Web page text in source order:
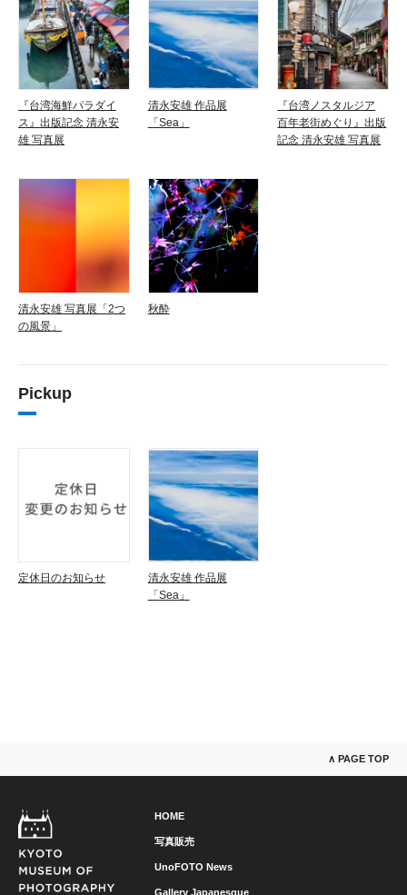
『台湾海鮮パラダイ
ス』出版記念 清永安
雄 写真展
清永安雄 作品展
「Sea」
『台湾ノスタルジア
百年老街めぐり』出版
記念 清永安雄 写真展
清永安雄 写真展「2つ
の風景」
秋酔
Pickup
定休日のお知らせ
清永安雄 作品展
「Sea」
∧ PAGE TOP
HOME
写真販売
UnoFOTO News
Gallery Japanesque